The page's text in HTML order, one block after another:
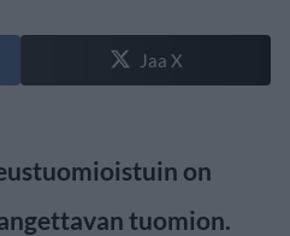
Jaa X
on
tuomion.